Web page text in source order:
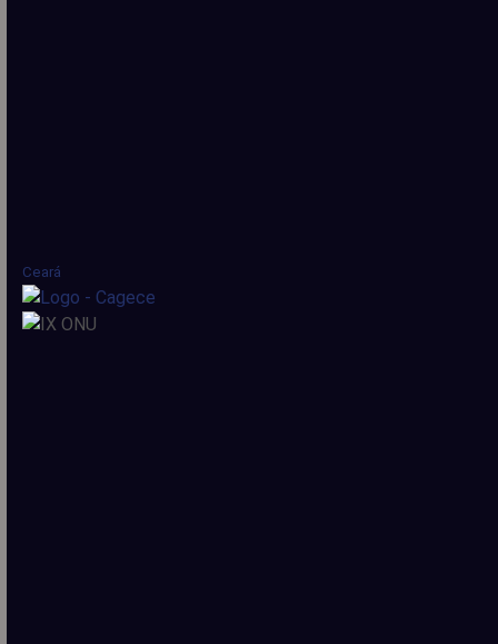
Ceará